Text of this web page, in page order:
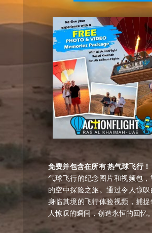
免费并包含在所有热气球飞行！
气球飞行的纪念图片和视频包
的空中探险之旅。通过令人惊叹
身临其境的飞行体验视频，捕
人惊叹的瞬间，创造永恒的回忆。